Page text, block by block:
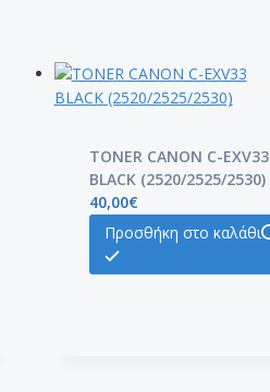
TONER CANON C-EXV33
BLACK (2520/2525/2530)
40,00€
Προσθήκη στο καλάθι